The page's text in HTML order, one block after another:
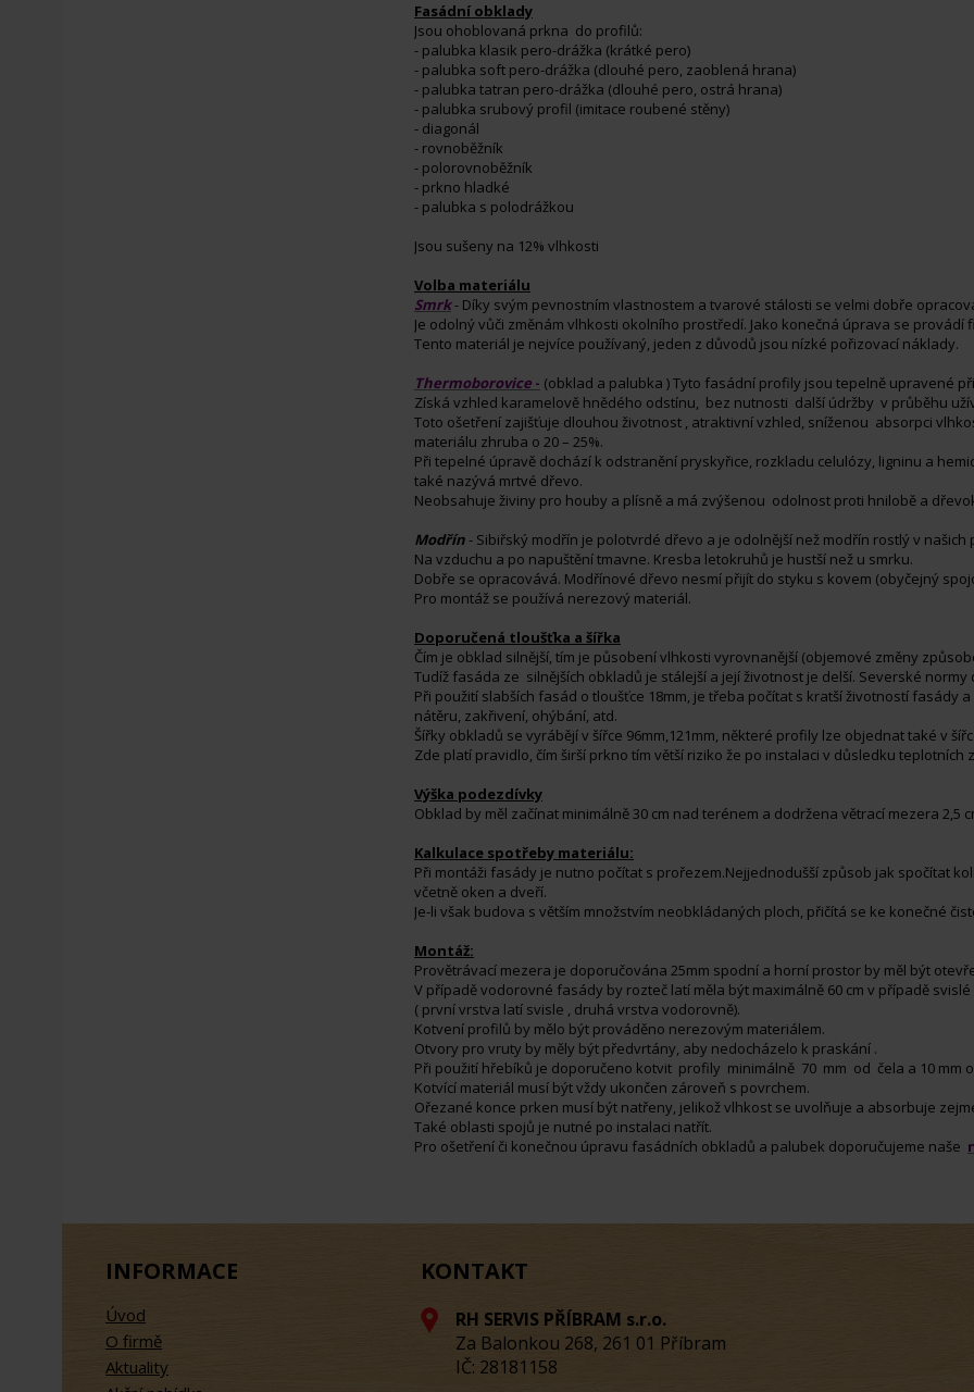
Fasádní obklady
Jsou ohoblovaná prkna do profilů:
- palubka klasik pero-drážka (krátké pero)
- palubka soft pero-drážka (dlouhé pero, zaoblená hrana)
- palubka tatran pero-drážka (dlouhé pero, ostrá hrana)
- palubka srubový profil (imitace roubené stěny)
- diagonál
- rovnoběžník
- polorovnoběžník
- prkno hladké
- palubka s polodrážkou
Jsou sušeny na 12% vlhkosti
Volba materiálu
Smrk- Díky svým pevnostním vlastnostem a tvarové stálosti se velmi dobře
Je odolný vůči změnám vlhkosti okolního prostředí. Jako konečná úprava se
Tento materiál je nejvíce používaný, jeden z důvodů jsou nízké pořizovací náklady.
Thermoborovice - (obklad a palubka ) Tyto fasádní profily jsou tepelně upravené
Získá vzhled karamelově hnědého odstínu, bez nutnosti další údržby v průběhu
Toto ošetření zajišťuje dlouhou životnost , atraktivní vzhled, sníženou absorpci
materiálu zhruba o 20 – 25%.
Při tepelné úpravě dochází k odstranění pryskyřice, rozkladu celulózy, ligninu a
také nazývá mrtvé dřevo.
Neobsahuje živiny pro houby a plísně a má zvýšenou odolnost proti hnilobě a
Modřín- Sibiřský modřín je polotvrdé dřevo a je odolnější než modřín rostlý v našich
Na vzduchu a po napuštění tmavne. Kresba letokruhů je hustší než u smrku.
Dobře se opracovává. Modřínové dřevo nesmí přijít do styku s kovem (obyčejný
Pro montáž se používá nerezový materiál.
Doporučená tloušťka a šířka
Čím je obklad silnější, tím je působení vlhkosti vyrovnanější (objemové změny
Tudíž fasáda ze silnějších obkladů je stálejší a její životnost je delší. Severské
Při použití slabších fasád o tloušťce 18mm, je třeba počítat s kratší životností fasády
nátěru, zakřivení, ohýbání, atd.
Šířky obkladů se vyrábějí v šířce 96mm,121mm, některé profily lze objednat také v
Zde platí pravidlo, čím širší prkno tím větší riziko že po instalaci v důsledku
Výška podezdívky
Obklad by měl začínat minimálně 30 cm nad terénem a dodržena větrací mezera 2,5
Kalkulace spotřeby materiálu:
Při montáži fasády je nutno počítat s prořezem.Nejjednodušší způsob jak spočítat
včetně oken a dveří.
Je-li však budova s větším množstvím neobkládaných ploch, přičítá se ke konečné
Montáž:
Provětrávací mezera je doporučována 25mm spodní a horní prostor by měl být
V případě vodorovné fasády by rozteč latí měla být maximálně 60 cm v případě
( první vrstva latí svisle , druhá vrstva vodorovně).
Kotvení profilů by mělo být prováděno nerezovým materiálem.
Otvory pro vruty by měly být předvrtány, aby nedocházelo k praskání .
Při použití hřebíků je doporučeno kotvit profily minimálně 70 mm od čela a 10 mm
Kotvící materiál musí být vždy ukončen zároveň s povrchem.
Ořezané konce prken musí být natřeny, jelikož vlhkost se uvolňuje a absorbuje
Také oblasti spojů je nutné po instalaci natřít.
Pro ošetření či konečnou úpravu fasádních obkladů a palubek doporučujeme naše
INFORMACE
Úvod
O firmě
Aktuality
KONTAKT
RH SERVIS PŘÍBRAM s.r.o.
Za Balonkou 268, 261 01 Příbram
IČ: 28181158